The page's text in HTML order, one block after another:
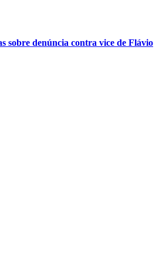
sobre denúncia contra vice de Flávio